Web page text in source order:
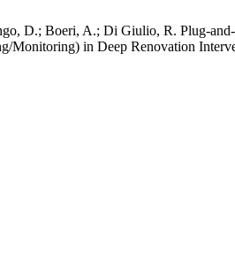
D.; Boeri, A.; Di Giulio, R. Plug-
Monitoring) in Deep Renovation